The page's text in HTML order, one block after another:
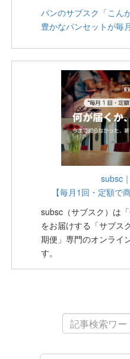
パンのサブスク「こん
豊かなパンセットが毎
subsc
【毎月1回・定額で
subsc（サブスク）は
をお届けする「サブス
期便」専門のオンライ
す。